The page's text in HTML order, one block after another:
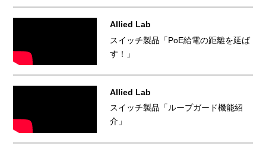
Allied Lab
スイッチ製品「PoE給電の距離を延ば
す！」
Allied Lab
スイッチ製品「ループガード機能紹
介」